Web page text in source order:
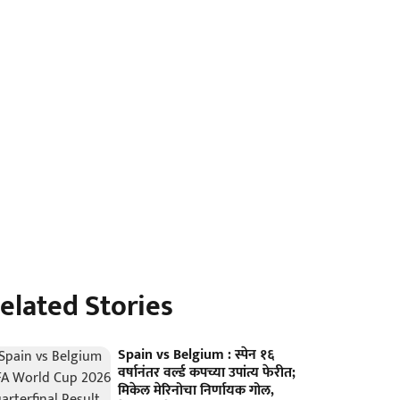
Stories
Spain vs Belgium : स्पेन १६
वर्षानंतर वर्ल्ड कपच्या उपांत्य फेरीत;
मिकेल मेरिनोचा निर्णायक गोल,